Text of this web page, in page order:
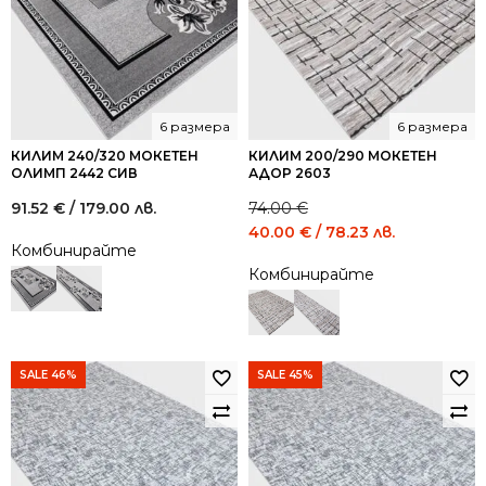
лв..
лв..
лв..
лв..
КИЛИМ 240/320 МОКЕТЕН
ОЛИМП 2442 СИВ
6 размера
91.52 € / 179.00 лв.
Комбинирайте
КИЛИМ 200/290 МОКЕТЕН
АДОР 2603
6 размера
74.00€
Original
was:
74.00 €
/
лв..
40.00 € / 78.23 лв.
Комбинирайте
SALE 46% SALE 45%